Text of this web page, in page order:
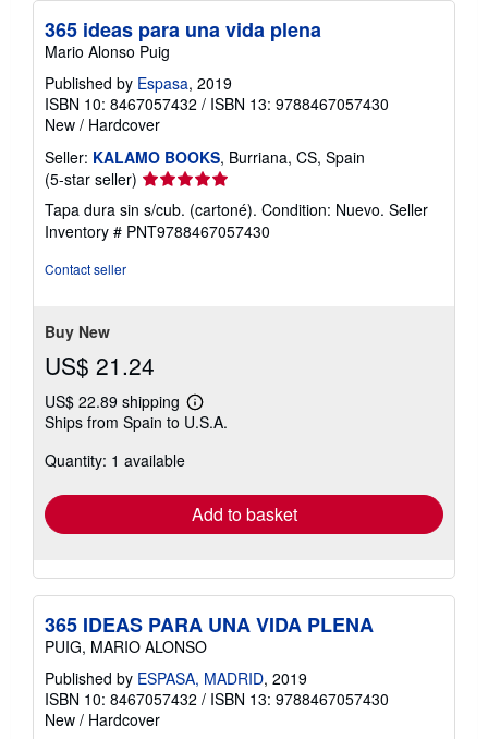
365 ideas para una vida plena
Mario Alonso Puig
Published by Espasa, 2019
ISBN 10: 8467057432 / ISBN 13: 9788467057430
New / Hardcover
Seller: KALAMO BOOKS, Burriana, CS, Spain
(5-star seller) Seller
rating
5
out
Tapa dura sin s/cub. (cartoné). Condition: Nuevo. Seller
Inventory # PNT9788467057430
Contact seller
Buy New
US$ 21.24
US$ 22.89 shipping
Learn
more
Ships from Spain to U.S.A.
Quantity: 1 available
Add to basket
365 IDEAS PARA UNA VIDA PLENA
PUIG, MARIO ALONSO
Published by ESPASA, MADRID, 2019
ISBN 10: 8467057432 / ISBN 13: 9788467057430
New / Hardcover